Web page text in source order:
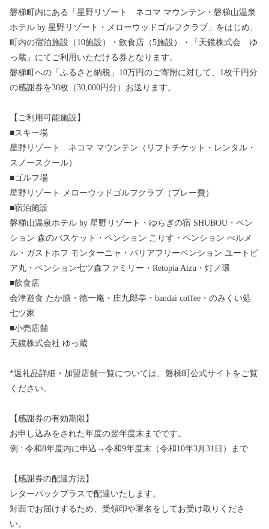
磐梯町内にある「星野リゾート ネコマ マウンテン・磐梯山温泉
ホテル by 星野リゾート・メローウッドゴルフクラブ」をはじめ、
町内の宿泊施設（10施設）・飲食店（5施設）・「天鏡株式会 ゆ
っ蔵」にてご利用いただける券となります。
磐梯町への「ふるさと納税」10万円のご寄附に対して、1枚千円分
の感謝券を30枚（30,000円分）お送ります。
【ご利用可能施設】
■スキー場
星野リゾート ネコマ マウンテン（リフトチケット・レンタル・
スノースクール）
■ゴルフ場
星野リゾート メローウッドゴルフクラブ（プレー費）
■宿泊施設
磐梯山温泉ホテル by 星野リゾート・ゆらぎの宿 SHUBOU・ペン
ション 森のバスケット・ペンション こりす・ペンション ぺルメ
ル・ガストホフ モンターニャ・バリアフリーペンション ユートピ
ア丸・ペンション七ツ森ファミリー・Retopia Aizu・灯ノ環
■飲食店
会津遊食 たか膳・徳一庵・庄九郎亭・bandai coffee・のみくい処
七ツ家
■小売店舗
天鏡株式会社 ゆっ蔵
*返礼品詳細・加盟店舗一覧については、磐梯町公式サイトをご覧
ください。
【感謝券の有効期限】
お申し込みをされた年度の翌年度末までです。
例 : 令和8年度内に申込→令和9年度末（令和10年3月31日）まで
【感謝券の配達方法】
レターパックプラスで配達いたします。
対面でお届けするため、受領印や署名をしてお受け取りくださ
い。